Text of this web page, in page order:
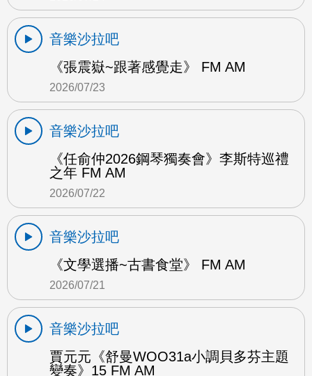
音樂沙拉吧
《張震嶽~跟著感覺走》 FM AM
2026/07/23
音樂沙拉吧
《任俞仲2026鋼琴獨奏會》李斯特巡禮
之年 FM AM
2026/07/22
音樂沙拉吧
《文學選播~古書食堂》 FM AM
2026/07/21
音樂沙拉吧
賈元元《舒曼WOO31a小調貝多芬主題
變奏》15 FM AM